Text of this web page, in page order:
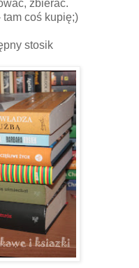
zbierać.
coś kupię;)
stosik